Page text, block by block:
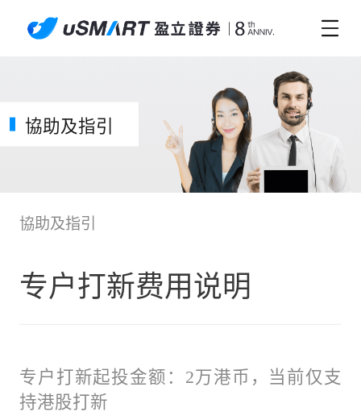
協助及指引
協助及指引
专户打新费用说明
专户打新起投金额：2万港币，当前仅支
持港股打新